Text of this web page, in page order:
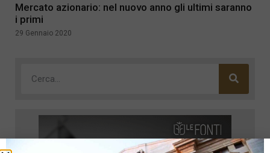
Mercato azionario: nel nuovo anno gli ultimi saranno
i primi
29 Gennaio 2020